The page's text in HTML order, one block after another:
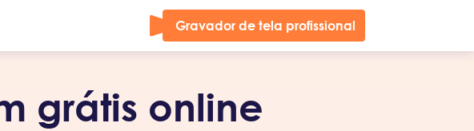
Gravador de tela profissional
grátis online